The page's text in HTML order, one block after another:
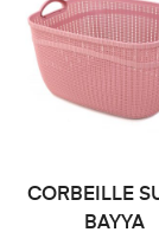
CORBEILLE
BAYYA